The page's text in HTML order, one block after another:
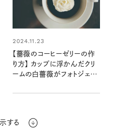
2024.11.23
【薔薇のコーヒーゼリーの作
り方】 カップに浮かんだクリ
ームの白薔薇がフォトジェニ
コクさん
する